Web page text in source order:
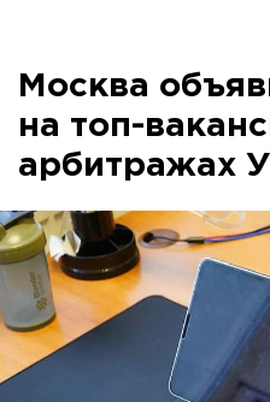
Москва
на топ-
арбитражах